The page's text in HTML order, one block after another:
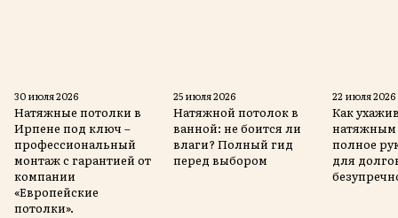
30 июля 2026
Натяжные потолки в
Ирпене под ключ –
профессиональный
монтаж с гарантией от
компании
«Европейские
потолки».
25 июля 2026
Натяжной потолок в
ванной: не боится ли
влаги? Полный гид
перед выбором
22 июля 2026
Как
натяжным
полное
для